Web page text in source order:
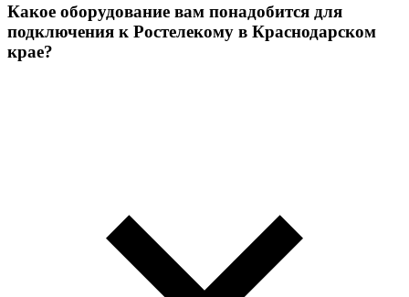
Какое оборудование вам понадобится для
подключения к Ростелекому в Краснодарском
крае?